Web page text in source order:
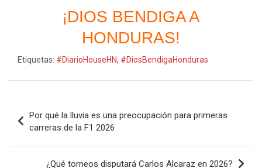
¡DIOS BENDIGA A
HONDURAS!
Etiquetas: #DiarioHouseHN, #DiosBendigaHonduras
de
entradas
Por qué la lluvia es una preocupación para primeras
carreras de la F1 2026
¿Qué torneos disputará Carlos Alcaraz en 2026?